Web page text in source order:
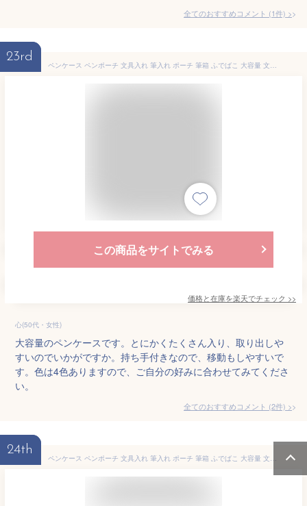
全てのおすすめコメント (1件) >
23rd
ペンケース ペンポーチ 文具入れ 筆入れ ポーチ 筆箱 ふでばこ 大容量 文房具収納 文房具バッグ 筆記用具 小物入れポーチ 化粧品収納 化粧バッグ りょこバッグ ボックス型ペンケース 収納ポーチ ペンケース筆箱 多機能ペンケース ふで箱
この商品をサイトでみる
価格と在庫を楽天でチェック >>
心(50代・女性)
大容量のペンケースです。とにかくたくさん入り、取り出しや
すいのでいかがですか。持ち手付きなので、移動もしやすいで
す。色は4色ありますので、ご自分の好みに合わせてみてくださ
い。
全てのおすすめコメント (2件) >
24th
ペンケース ペンポーチ 文具入れ 筆入れ ポーチ 筆箱 ふでばこ 大容量 文房具収納 文房具バッグ 筆記用具 小物入れポーチ 化粧品収納 化粧バッグ りょこバッグ ボックス型ペンケース 収納ポーチ ペンケース筆箱 多機能ペンケース ふで箱